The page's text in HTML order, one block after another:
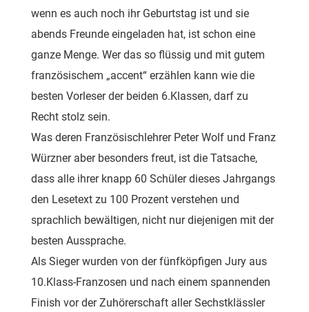
wenn es auch noch ihr Geburtstag ist und sie
abends Freunde eingeladen hat, ist schon eine
ganze Menge. Wer das so flüssig und mit gutem
französischem „accent“ erzählen kann wie die
besten Vorleser der beiden 6.Klassen, darf zu
Recht stolz sein.
Was deren Französischlehrer Peter Wolf und Franz
Würzner aber besonders freut, ist die Tatsache,
dass alle ihrer knapp 60 Schüler dieses Jahrgangs
den Lesetext zu 100 Prozent verstehen und
sprachlich bewältigen, nicht nur diejenigen mit der
besten Aussprache.
Als Sieger wurden von der fünfköpfigen Jury aus
10.Klass-Franzosen und nach einem spannenden
Finish vor der Zuhörerschaft aller Sechstklässler